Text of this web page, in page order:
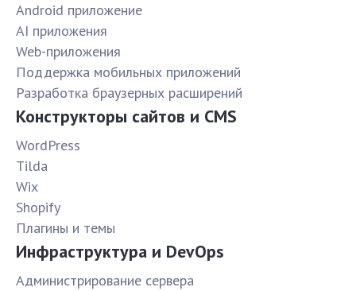
Android приложение
AI приложения
Web-приложения
Поддержка мобильных приложений
Разработка браузерных расширений
Конструкторы сайтов и CMS
WordPress
Tilda
Wix
Shopify
Плагины и темы
Инфраструктура и DevOps
Администрирование сервера